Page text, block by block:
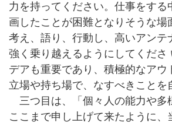
力を持ってください。仕事をす
画したことが困難となりそうな
考え、語り、行動し、高いアン
強く乗り越えるようにしてくだ
デアも重要であり、積極的なア
立場や持ち場で、なすべきこと
三つ目は、「個々人の能力や
ここまで申し上げて来たように